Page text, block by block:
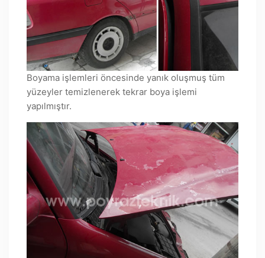
Boyama işlemleri öncesinde yanık oluşmuş tüm
yüzeyler temizlenerek tekrar boya işlemi
yapılmıştır.